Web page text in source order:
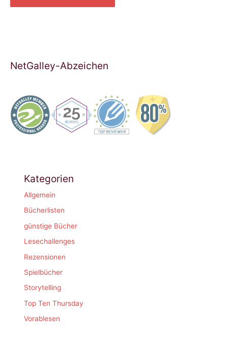
NetGalley-Abzeichen
Kategorien
Allgemein
Bücherlisten
günstige Bücher
Lesechallenges
Rezensionen
Spielbücher
Storytelling
Top Ten Thursday
Vorablesen